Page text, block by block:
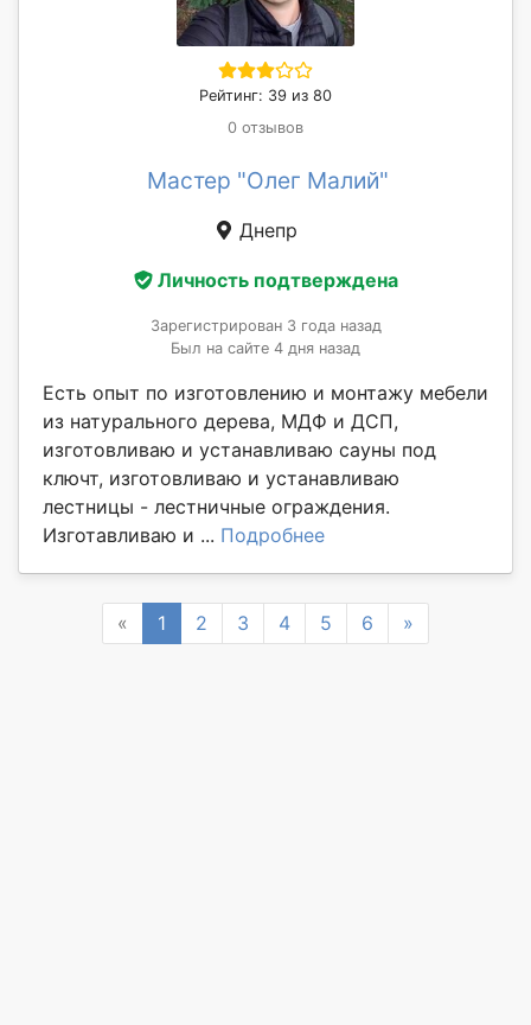
Рейтинг: 39 из 80
0 отзывов
Мастер "Олег Малий"
Днепр
Личность подтверждена
Зарегистрирован 3 года назад
Был на сайте 4 дня назад
Есть опыт по изготовлению и монтажу мебели
из натурального дерева, МДФ и ДСП,
изготовливаю и устанавливаю сауны под
ключт, изготовливаю и устанавливаю
лестницы - лестничные ограждения.
Изготавливаю и ... Подробнее
« Previous
1 2 3 4 5 6 »